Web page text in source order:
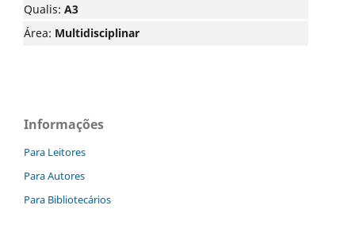
Qualis: A3
Área: Multidisciplinar
Informações
Para Leitores
Para Autores
Para Bibliotecários